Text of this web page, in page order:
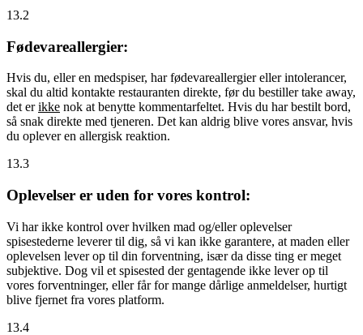
13.2
Fødevareallergier:
Hvis du, eller en medspiser, har fødevareallergier eller intolerancer,
skal du altid kontakte restauranten direkte, før du bestiller take away,
det erikke nok at benytte kommentarfeltet. Hvis du har bestilt bord,
så snak direkte med tjeneren. Det kan aldrig blive vores ansvar, hvis
du oplever en allergisk reaktion.
13.3
Oplevelser er uden for vores kontrol:
Vi har ikke kontrol over hvilken mad og/eller oplevelser
spisestederne leverer til dig, så vi kan ikke garantere, at maden eller
oplevelsen lever op til din forventning, især da disse ting er meget
subjektive. Dog vil et spisested der gentagende ikke lever op til
vores forventninger, eller får for mange dårlige anmeldelser, hurtigt
blive fjernet fra vores platform.
13.4